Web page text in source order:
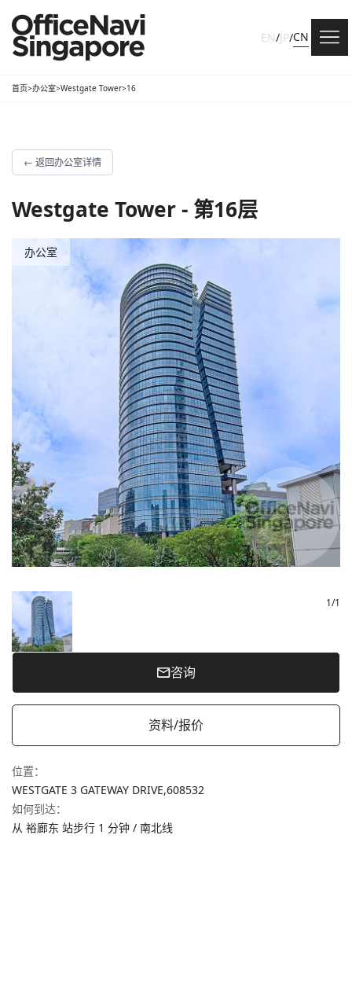
EN/JP/CN
首页>办公室>Westgate Tower>16
← 返回办公室详情
Westgate Tower - 第16层
办公室
1/1
咨询
资料/报价
位置：
WESTGATE 3 GATEWAY DRIVE,608532
如何到达：
从 裕廊东 站步行 1 分钟 / 南北线